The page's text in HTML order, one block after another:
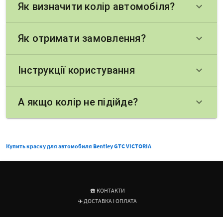
Як визначити колір автомобіля? keyboard_arrow_down
Як отримати замовлення? keyboard_arrow_down
Інструкції користування keyboard_arrow_down
А якщо колір не підійде? keyboard_arrow_down
Купить краску для автомобиля Bentley GTC VICTORIA
☎️ КОНТАКТИ
✈️ ДОСТАВКА І ОПЛАТА